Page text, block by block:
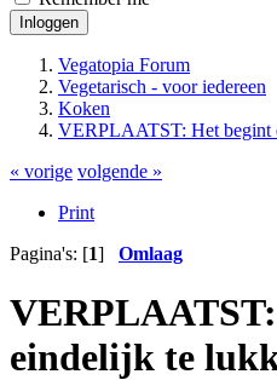
Inloggen
Vegatopia Forum
Vegetarisch - voor iedereen
Koken
VERPLAATST: Het begint
« vorige volgende »
Print
Pagina's: [1] Omlaag
eindelijk te